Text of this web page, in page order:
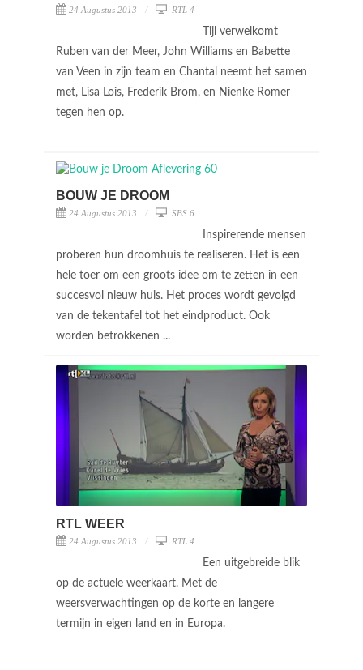
24 Augustus 2013 RTL 4
Tijl verwelkomt
Ruben van der Meer, John Williams en Babette
van Veen in zijn team en Chantal neemt het samen
met, Lisa Lois, Frederik Brom, en Nienke Romer
tegen hen op.
BOUW JE DROOM
24 Augustus 2013 SBS 6
Inspirerende mensen
proberen hun droomhuis te realiseren. Het is een
hele toer om een groots idee om te zetten in een
succesvol nieuw huis. Het proces wordt gevolgd
van de tekentafel tot het eindproduct. Ook
worden betrokkenen ...
RTL WEER
24 Augustus 2013 RTL 4
Een uitgebreide blik
op de actuele weerkaart. Met de
weersverwachtingen op de korte en langere
termijn in eigen land en in Europa.